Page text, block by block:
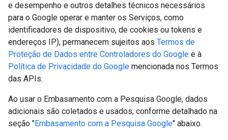
e desempenho e outros detalhes técnicos necessários
para o Google operar e manter os Serviços, como
identificadores de dispositivo, de cookies ou tokens e
endereços IP), permanecem sujeitos aos Termos de
Proteção de Dados entre Controladores do Google e à
Política de Privacidade do Google mencionada nos Termos
das APIs.
Ao usar o Embasamento com a Pesquisa Google, dados
adicionais são coletados e usados, conforme detalhado na
seção "Embasamento com a Pesquisa Google" abaixo.